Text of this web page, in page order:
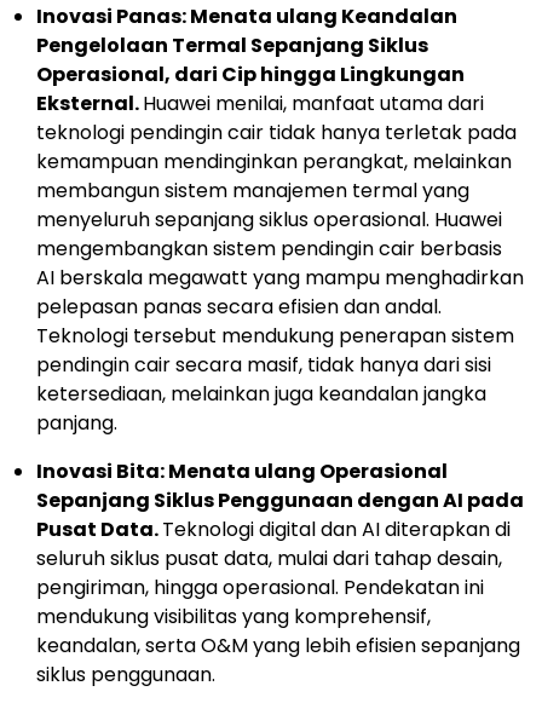
Inovasi Panas: Menata ulang Keandalan
Pengelolaan Termal Sepanjang Siklus
Operasional, dari Cip hingga Lingkungan
Eksternal.Huawei menilai, manfaat utama dari
teknologi pendingin cair tidak hanya terletak pada
kemampuan mendinginkan perangkat, melainkan
membangun sistem manajemen termal yang
menyeluruh sepanjang siklus operasional. Huawei
mengembangkan sistem pendingin cair berbasis
AI berskala megawatt yang mampu menghadirkan
pelepasan panas secara efisien dan andal.
Teknologi tersebut mendukung penerapan sistem
pendingin cair secara masif, tidak hanya dari sisi
ketersediaan, melainkan juga keandalan jangka
panjang.
Inovasi Bita: Menata ulang Operasional
Sepanjang Siklus Penggunaan dengan AI pada
Pusat Data.Teknologi digital dan AI diterapkan di
seluruh siklus pusat data, mulai dari tahap desain,
pengiriman, hingga operasional. Pendekatan ini
mendukung visibilitas yang komprehensif,
keandalan, serta O&M yang lebih efisien sepanjang
siklus penggunaan.